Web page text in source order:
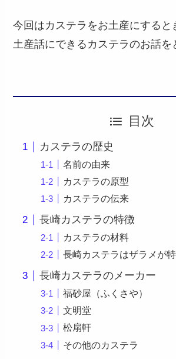
今回はカステラをお土産にすると
土産話にできるカステラのお話を
目次
カステラの歴史
名前の由来
カステラの原型
カステラの伝来
長崎カステラの特徴
カステラの材料
長崎カステラはザラメが
長崎カステラのメーカー
福砂屋（ふくさや）
文明堂
松扇軒
その他のカステラ